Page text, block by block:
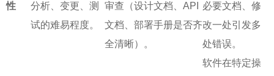
性
分析、变更、测
试的难易程度。
审查（设计文档、API
文档、部署手册是否齐
全清晰）。
必要文档、修
改一处引发多
处错误。
软件在特定操